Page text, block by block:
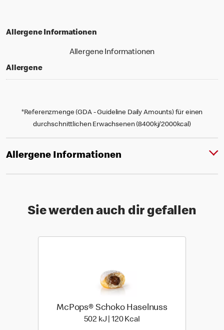
Allergene Informationen
Allergene Informationen
Allergene
*Referenzmenge (GDA - Guideline Daily Amounts) für einen
durchschnittlichen Erwachsenen (8400kj/2000kcal)
Allergene Informationen
Sie werden auch dir gefallen
McPops® Schoko Haselnuss
502 kJ | 120 Kcal